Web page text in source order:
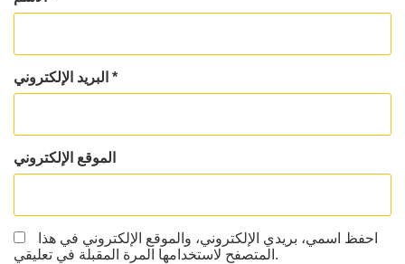
*
الموقع الإلكتروني
احفظ اسمي، بريدي الإلكتروني، والموقع الإلكتروني في هذا
المتصفح لاستخدامها المرة المقبلة في تعليقي.